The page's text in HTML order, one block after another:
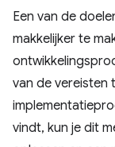
Een van de
makkelijker te
van de vereisten
vindt, kun je dit